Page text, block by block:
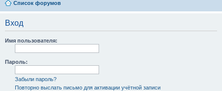
Список форумов
Вход
Имя пользователя:
Пароль:
Забыли пароль?
Повторно выслать письмо для активации учётной записи